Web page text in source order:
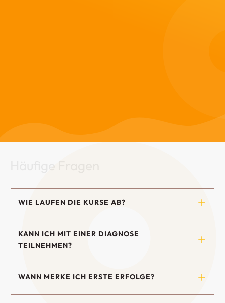
Häufige Fragen
WIE LAUFEN DIE KURSE AB?
KANN ICH MIT EINER DIAGNOSE
TEILNEHMEN?
WANN MERKE ICH ERSTE ERFOLGE?